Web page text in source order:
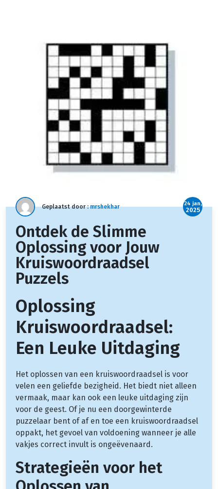
Geplaatst door :mrshekhar 24 jan,
2025
Ontdek de Slimme
Oplossing voor Jouw
Kruiswoordraadsel
Puzzels
Oplossing
Kruiswoordraadsel:
Een Leuke Uitdaging
Het oplossen van een kruiswoordraadsel is voor
velen een geliefde bezigheid. Het biedt niet alleen
vermaak, maar kan ook een leuke uitdaging zijn
voor de geest. Of je nu een doorgewinterde
puzzelaar bent of af en toe een kruiswoordraadsel
oppakt, het gevoel van voldoening wanneer je alle
vakjes correct invult is ongeëvenaard.
Strategieën voor het